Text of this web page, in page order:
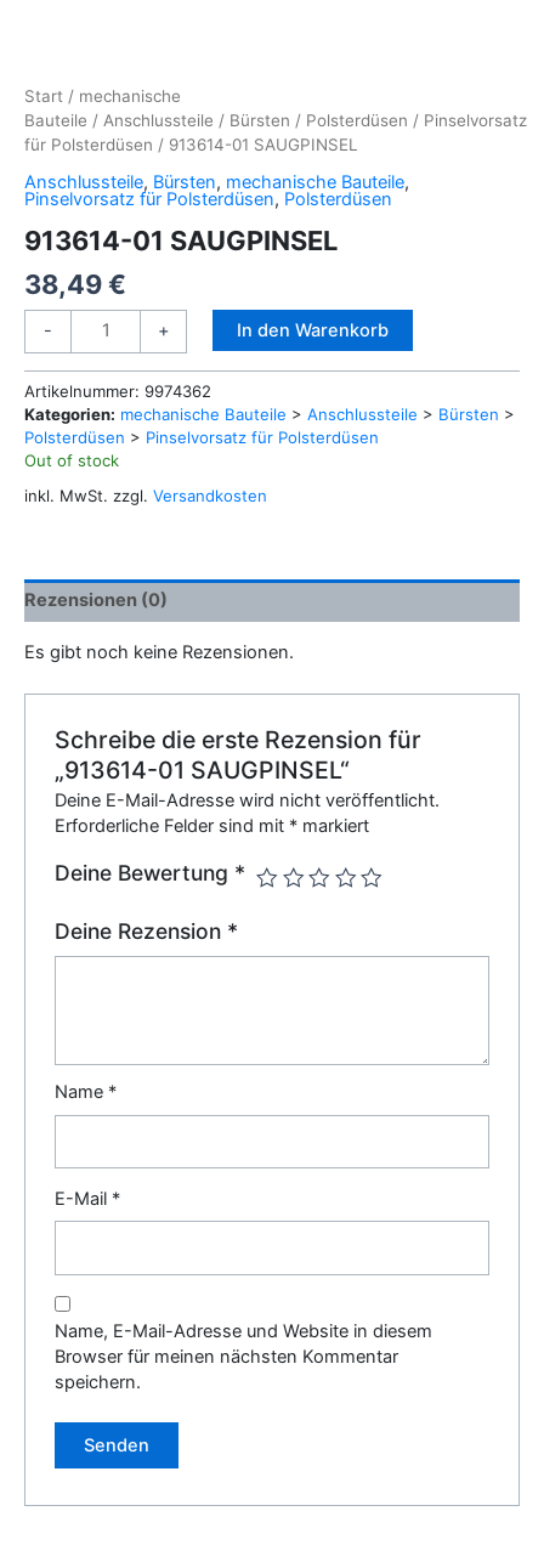
Start / mechanische
Bauteile / Anschlussteile / Bürsten / Polsterdüsen / Pinselvorsatz
für Polsterdüsen / 913614-01 SAUGPINSEL
Anschlussteile, Bürsten, mechanische Bauteile,
Pinselvorsatz für Polsterdüsen, Polsterdüsen
913614-01 SAUGPINSEL
38,49€
-
SAUGPINSEL
Menge
+ In den Warenkorb
Artikelnummer: 9974362
Kategorien: mechanische Bauteile > Anschlussteile > Bürsten >
Polsterdüsen > Pinselvorsatz für Polsterdüsen
Out of stock
inkl. MwSt. zzgl. Versandkosten
Rezensionen (0)
Es gibt noch keine Rezensionen.
Schreibe die erste Rezension für
„913614-01 SAUGPINSEL“
Deine E-Mail-Adresse wird nicht veröffentlicht.
Erforderliche Felder sind mit * markiert
Deine Bewertung *
Deine Rezension *
Name *
E-Mail *
Name, E-Mail-Adresse und Website in diesem
Browser für meinen nächsten Kommentar
speichern.